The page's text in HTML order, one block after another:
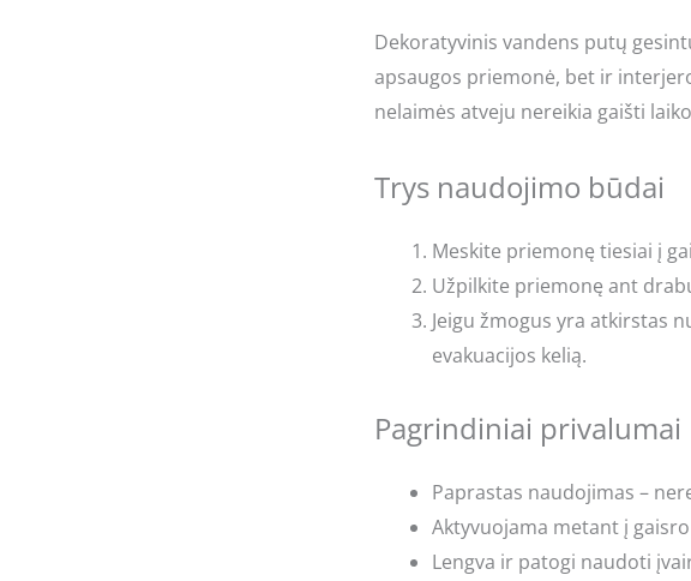
Dekoratyvinis vandens putų
apsaugos priemonė, bet ir
nelaimės atveju nereikia gaišti
Trys naudojimo būdai
Meskite priemonę tiesiai į
Užpilkite priemonę ant
Jeigu žmogus yra atkirstas
evakuacijos kelią.
Pagrindiniai privalumai
Paprastas naudojimas –
Aktyvuojama metant į
Lengva ir patogi naudoti